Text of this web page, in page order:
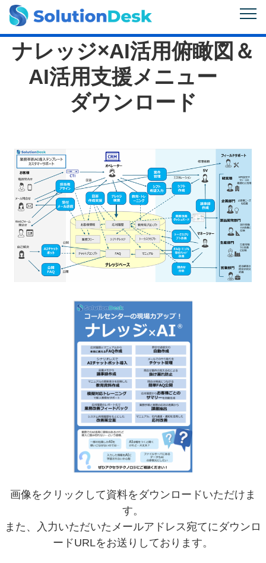
ナレッジ×AI活用俯瞰図＆
AI活用支援メニュー
ダウンロード
画像をクリックして資料をダウンロードいただけま
す。
また、入力いただいたメールアドレス宛てにダウンロ
ードURLをお送りしております。